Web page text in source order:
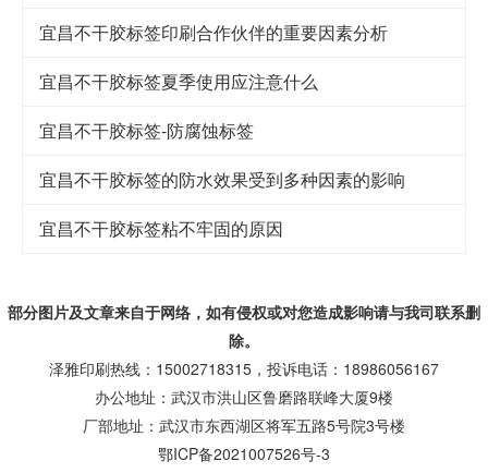
宜昌不干胶标签印刷合作伙伴的重要因素分析
宜昌不干胶标签夏季使用应注意什么
宜昌不干胶标签-防腐蚀标签
宜昌不干胶标签的防水效果受到多种因素的影响
宜昌不干胶标签粘不牢固的原因
部分图片及文章来自于网络，如有侵权或对您造成影响请与我司联系删
除。
泽雅印刷热线：15002718315，投诉电话：18986056167
办公地址：武汉市洪山区鲁磨路联峰大厦9楼
厂部地址：武汉市东西湖区将军五路5号院3号楼
鄂ICP备2021007526号-3